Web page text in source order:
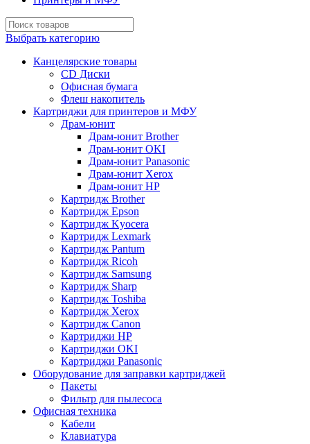
Выбрать категорию
Канцелярские товары
CD Диски
Офисная бумага
Флеш накопитель
Картриджи для принтеров и МФУ
Драм-юнит
Драм-юнит Brother
Драм-юнит OKI
Драм-юнит Panasonic
Драм-юнит Xerox
Драм-юнит НР
Картридж Brother
Картридж Epson
Картридж Kyocera
Картридж Lexmark
Картридж Pantum
Картридж Ricoh
Картридж Samsung
Картридж Sharp
Картридж Toshiba
Картридж Xerox
Картридж Сanon
Картриджи HP
Картриджи OKI
Картриджи Panasonic
Оборудование для заправки картриджей
Пакеты
Фильтр для пылесоса
Офисная техника
Кабели
Клавиатура